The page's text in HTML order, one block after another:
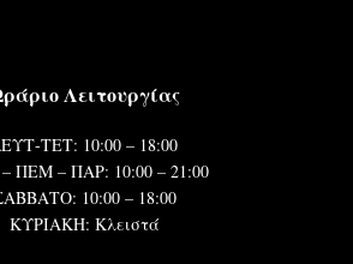
Λειτουργίας
ΤΕΤ: 10:00 – 18:00
ΠΕΜ – ΠΑΡ: 10:00 – 21:00
10:00 – 18:00
ΚΥΡΙΑΚΗ: Κλειστά